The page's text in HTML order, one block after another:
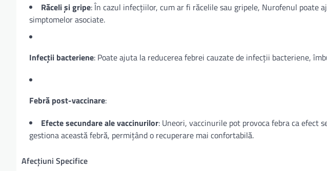
Răceli și gripe: În cazul infecțiilor, cum ar fi răcelile sau gripele, Nurofenul poate
simptomelor asociate.
Infecții bacteriene: Poate ajuta la reducerea febrei cauzate de infecții bacteriene,
Febră post-vaccinare:
Efecte secundare ale vaccinurilor: Uneori, vaccinurile pot provoca febra ca efect
gestiona această febră, permițând o recuperare mai confortabilă.
Afecțiuni Specifice